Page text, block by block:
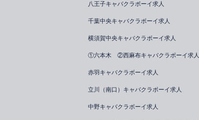
八王子キャバクラボーイ求人
千葉中央キャバクラボーイ求人
横須賀中央キャバクラボーイ求人
①六本木 ②西麻布キャバクラボーイ求人
赤羽キャバクラボーイ求人
立川（南口）キャバクラボーイ求人
中野キャバクラボーイ求人